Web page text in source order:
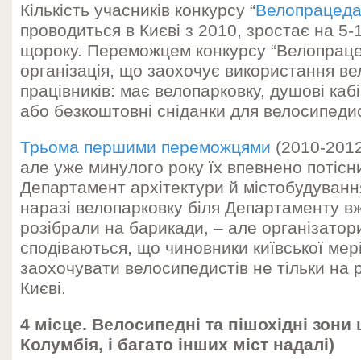
Кількість учасників конкурсу “
проводиться в Києві з 2010, зростає на 5-
щороку. Переможцем конкурсу
організація, що заохочує використання
працівників: має велопарковку, душові
або безкоштовні сніданки для
Трьома першими переможцями (2010-
але уже минулого року їх впевнено
Департамент архітектури й
наразі велопарковку біля Департаменту
розібрали на барикади, – але
сподіваються, що чиновники київської
заохочувати велосипедистів не тільки на
Києві.
4 місце. Велосипедні та пішохідні
Колумбія, і багато інших міст надалі)